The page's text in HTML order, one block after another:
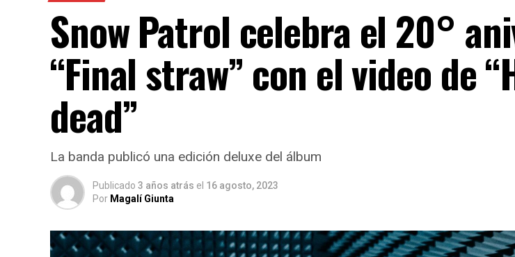
Snow Patrol celebra el 20°
“Final straw” con el video de
dead”
La banda publicó una edición deluxe del álbum
Publicado 3 años atrás el 16 agosto, 2023
Por Magalí Giunta